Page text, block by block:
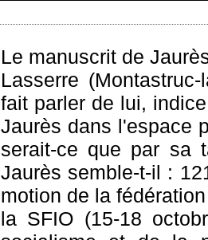
Le manuscrit de
Lasserre
fait parler de lui,
Jaurès dans l'espace
serait-ce que par sa
Jaurès semble-t-il :
motion de la
la SFIO (15-18